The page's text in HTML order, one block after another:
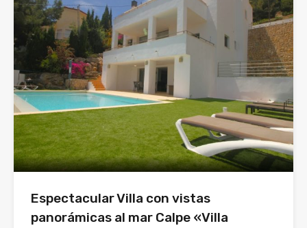
Espectacular Villa con vistas
panorámicas al mar Calpe «Villa